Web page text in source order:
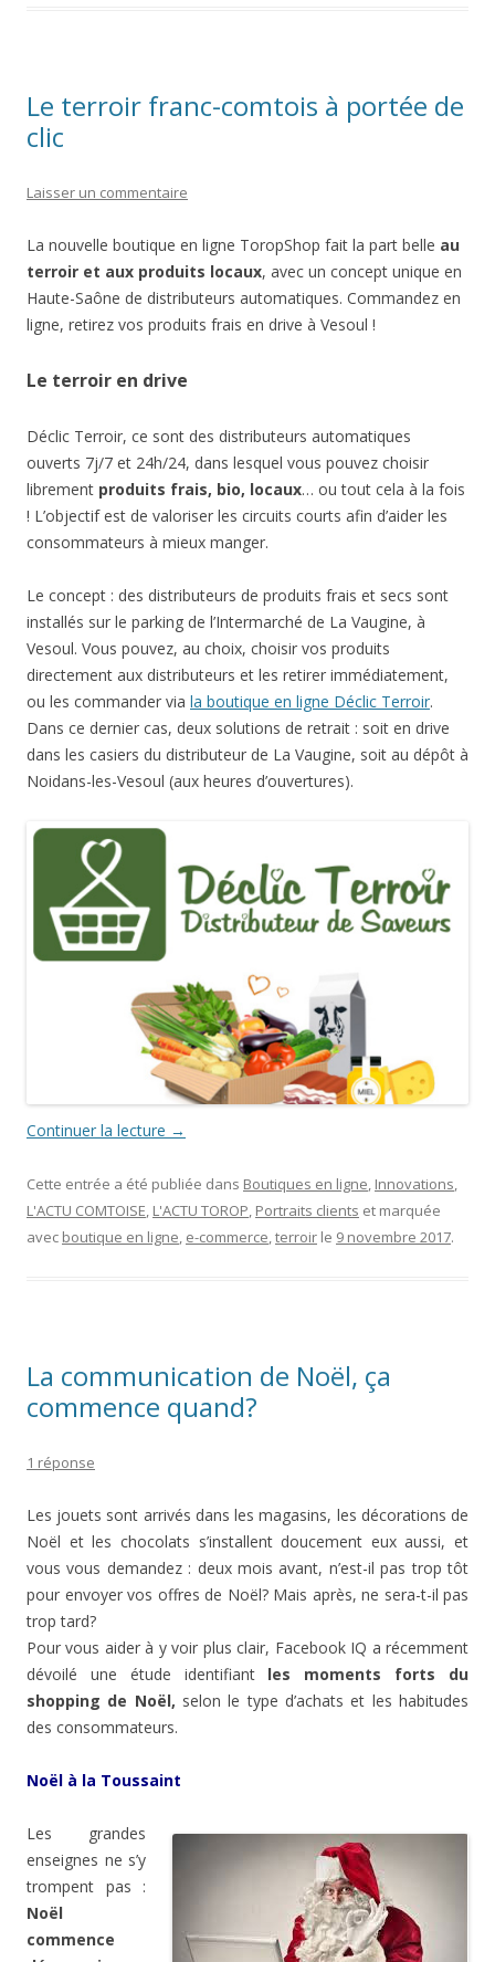
Le terroir franc-comtois à portée de
clic
Laisser un commentaire
La nouvelle boutique en ligne ToropShop fait la part belle au
terroir et aux produits locaux, avec un concept unique en
Haute-Saône de distributeurs automatiques. Commandez en
ligne, retirez vos produits frais en drive à Vesoul !
Le terroir en drive
Déclic Terroir, ce sont des distributeurs automatiques
ouverts 7j/7 et 24h/24, dans lesquel vous pouvez choisir
librement produits frais, bio, locaux… ou tout cela à la fois
! L’objectif est de valoriser les circuits courts afin d’aider les
consommateurs à mieux manger.
Le concept : des distributeurs de produits frais et secs sont
installés sur le parking de l’Intermarché de La Vaugine, à
Vesoul. Vous pouvez, au choix, choisir vos produits
directement aux distributeurs et les retirer immédiatement,
ou les commander via la boutique en ligne Déclic Terroir.
Dans ce dernier cas, deux solutions de retrait : soit en drive
dans les casiers du distributeur de La Vaugine, soit au dépôt à
Noidans-les-Vesoul (aux heures d’ouvertures).
Continuer la lecture →
Cette entrée a été publiée dans Boutiques en ligne, Innovations,
L'ACTU COMTOISE, L'ACTU TOROP, Portraits clients et marquée
avec boutique en ligne, e-commerce,terroir le 9 novembre 2017.
La communication de Noël, ça
commence quand?
1 réponse
Les jouets sont arrivés dans les magasins, les décorations de
Noël et les chocolats s’installent doucement eux aussi, et
vous vous demandez : deux mois avant, n’est-il pas trop tôt
pour envoyer vos offres de Noël? Mais après, ne sera-t-il pas
trop tard?
Pour vous aider à y voir plus clair, Facebook IQ a récemment
dévoilé une étude identifiantles moments forts du
shopping de Noël, selon le type d’achats et les habitudes
des consommateurs.
Noël à la Toussaint
Les grandes
enseignes ne s’y
trompent pas :
Noël
commence